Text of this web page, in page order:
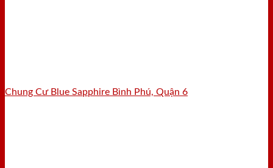
Chung Cư Blue Sapphire Bình Phú, Quận 6